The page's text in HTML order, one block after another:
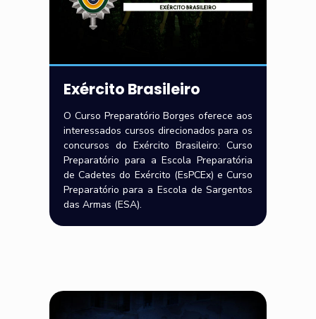
Exército Brasileiro
O Curso Preparatório Borges oferece aos
interessados cursos direcionados para os
concursos do Exército Brasileiro: Curso
Preparatório para a Escola Preparatória
de Cadetes do Exército (EsPCEx) e Curso
Preparatório para a Escola de Sargentos
das Armas (ESA).